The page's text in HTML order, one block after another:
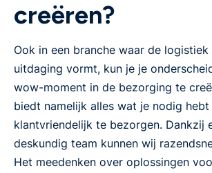
creëren?
Ook in een branche waar de logistiek
uitdaging vormt, kun je je
wow-moment in de bezorging te
biedt namelijk alles wat je nodig
klantvriendelijk te bezorgen. Dankzij
deskundig team kunnen wij
Het meedenken over oplossingen